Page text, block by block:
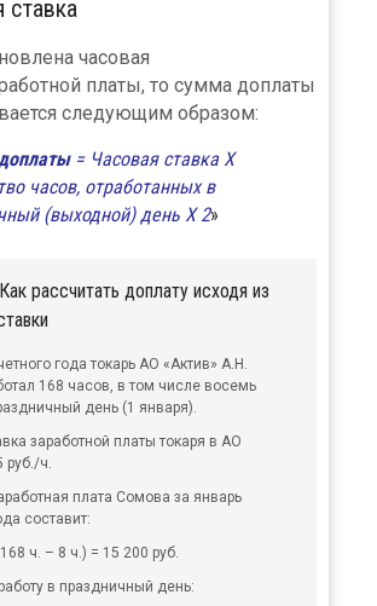
ставка
часовая
платы, то сумма доплаты
следующим образом:
= Часовая ставка Х
часов, отработанных в
(выходной) день Х 2
рассчитать доплату исходя из
года токарь АО «Актив» А.Н.
168 часов, в том числе восемь
день (1 января).
заработной платы токаря в АО
руб./ч.
плата Сомова за январь
составит:
ч. – 8 ч.) = 15 200 руб.
в праздничный день: